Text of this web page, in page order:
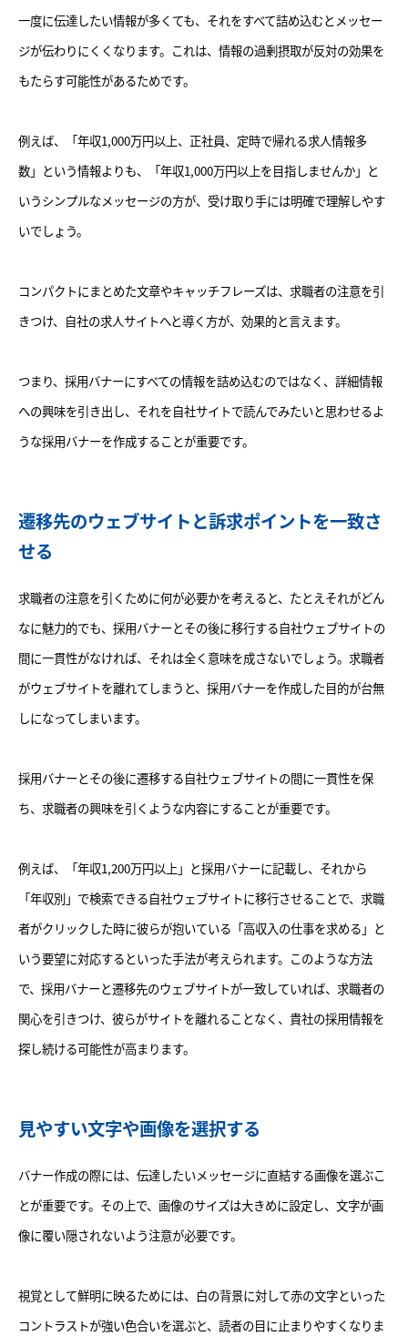
一度に伝達したい情報が多くても、それをすべて詰め込むとメッセー
ジが伝わりにくくなります。これは、情報の過剰摂取が反対の効果を
もたらす可能性があるためです。
例えば、「年収1,000万円以上、正社員、定時で帰れる求人情報多
数」という情報よりも、「年収1,000万円以上を目指しませんか」と
いうシンプルなメッセージの方が、受け取り手には明確で理解しやす
いでしょう。
コンパクトにまとめた文章やキャッチフレーズは、求職者の注意を引
きつけ、自社の求人サイトへと導く方が、効果的と言えます。
つまり、採用バナーにすべての情報を詰め込むのではなく、詳細情報
への興味を引き出し、それを自社サイトで読んでみたいと思わせるよ
うな採用バナーを作成することが重要です。
遷移先のウェブサイトと訴求ポイントを一致さ
せる
求職者の注意を引くために何が必要かを考えると、たとえそれがどん
なに魅力的でも、採用バナーとその後に移行する自社ウェブサイトの
間に一貫性がなければ、それは全く意味を成さないでしょう。求職者
がウェブサイトを離れてしまうと、採用バナーを作成した目的が台無
しになってしまいます。
採用バナーとその後に遷移する自社ウェブサイトの間に一貫性を保
ち、求職者の興味を引くような内容にすることが重要です。
例えば、「年収1,200万円以上」と採用バナーに記載し、それから
「年収別」で検索できる自社ウェブサイトに移行させることで、求職
者がクリックした時に彼らが抱いている「高収入の仕事を求める」と
いう要望に対応するといった手法が考えられます。このような方法
で、採用バナーと遷移先のウェブサイトが一致していれば、求職者の
関心を引きつけ、彼らがサイトを離れることなく、貴社の採用情報を
探し続ける可能性が高まります。
見やすい文字や画像を選択する
バナー作成の際には、伝達したいメッセージに直結する画像を選ぶこ
とが重要です。その上で、画像のサイズは大きめに設定し、文字が画
像に覆い隠されないよう注意が必要です。
視覚として鮮明に映るためには、白の背景に対して赤の文字といった
コントラストが強い色合いを選ぶと、読者の目に止まりやすくなりま